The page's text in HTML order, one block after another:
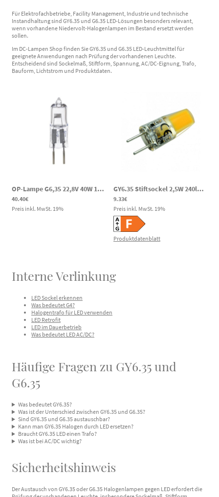
Für Elektrofachbetriebe, Facility Management, Industrie und technische
Instandhaltung sind GY6.35 und G6.35 LED-Lösungen besonders relevant,
wenn vorhandene Niedervolt-Halogenlampen im Bestand ersetzt werden
sollen.
Im DC-Lampen Shop finden Sie GY6.35 und G6.35 LED-Leuchtmittel für
geeignete Anwendungen nach Prüfung der vorhandenen Leuchte.
Entscheidend sind Sockelmaß, Stiftform, Spannung, AC/DC-Eignung, Trafo,
Bauform, Lichtstrom und Produktdaten.
OP-Lampe G6,35 22,8V 40W 11x44mm wie H18769 |sh11202
40.40€
Preis inkl. MwSt. 19%
GY6.35 Stiftsockel 2,5W 240lm 2700K 10-30VDC 10-24VAC LED Leuchtmittel
9.33€
Preis inkl. MwSt. 19%
Produktdatenblatt
Interne Verlinkung
LED Sockel erkennen
Was bedeutet G4?
Halogentrafo für LED verwenden
LED Retrofit
LED im Dauerbetrieb
Was bedeutet LED AC/DC?
Häufige Fragen zu GY6.35 und
G6.35
Was bedeutet GY6.35?
Was ist der Unterschied zwischen GY6.35 und G6.35?
Sind GY6.35 und G6.35 austauschbar?
Kann man GY6.35 Halogen durch LED ersetzen?
Braucht GY6.35 LED einen Trafo?
Was ist bei AC/DC wichtig?
Sicherheitshinweis
Der Austausch von GY6.35 oder G6.35 Halogenlampen gegen LED erfordert die